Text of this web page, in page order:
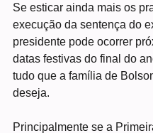
Se esticar ainda mais os
execução da sentença do
presidente pode ocorrer
datas festivas do final do
tudo que a família de
deseja.
Principalmente se a